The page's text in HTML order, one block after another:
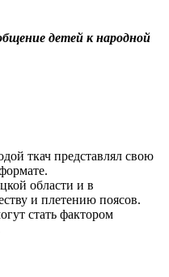
детей к народной
ткач представлял свою
области и в
и плетению поясов.
стать фактором